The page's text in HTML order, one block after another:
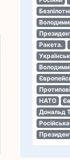
Ракета.
НАТО
Дональд